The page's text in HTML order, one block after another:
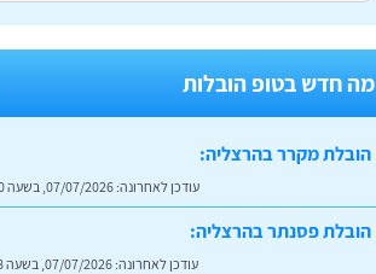
מה חדש בטופ הובלות
הובלת מקרר בהרצליה:
עודכן לאחרונה:07/07/2026, בשעה 14:20
הובלת פסנתר בהרצליה:
עודכן לאחרונה:07/07/2026, בשעה 14:18